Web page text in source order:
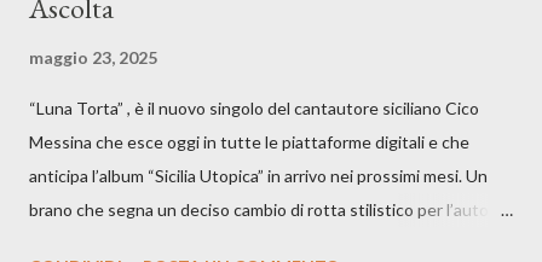
maggio 23, 2025
“Luna Torta” , è il nuovo singolo del cantautore siciliano Cico
Messina che esce oggi in tutte le piattaforme digitali e che
anticipa l’album “Sicilia Utopica” in arrivo nei prossimi mesi. Un
brano che segna un deciso cambio di rotta stilistico per l’autore